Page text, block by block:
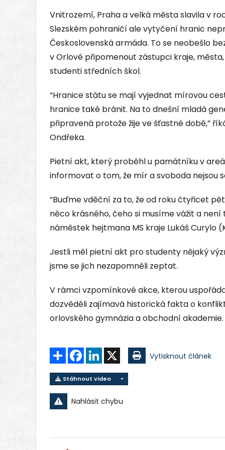
Vnitrozemí, Praha a velká města slavila v
Slezském pohraničí ale vytyčení hranic
Československá armáda. To se neobešlo
v Orlové připomenout zástupci kraje,
studenti středních škol.
“Hranice státu se mají vyjednat mírovou
hranice také bránit. Na to dnešní mladá
připravená protože žije ve šťastné době,”
Ondřeka.
Pietní akt, který proběhl u památníku v
informovat o tom, že mír a svoboda nejsou
“Buďme vděční za to, že od roku čtyřicet
něco krásného, čeho si musíme vážit a
náměstek hejtmana MS kraje Lukáš Curylo
Jestli měl pietní akt pro studenty nějaký
jsme se jich nezapomněli zeptat.
V rámci vzpomínkové akce, kterou
dozvěděli zajímavá historická fakta o
orlovského gymnázia a obchodní akademie.
Sdílet FacebookLinkedIn Vytisknout článek
Stáhnout video
Nahlásit chybu